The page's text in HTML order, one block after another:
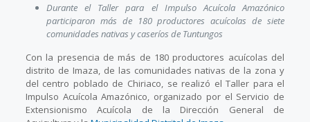
Durante el Taller para el Impulso Acuícola Amazónico
participaron más de 180 productores acuícolas de siete
comunidades nativas y caseríos de Tuntungos
Con la presencia de más de 180 productores acuícolas del
distrito de Imaza, de las comunidades nativas de la zona y
del centro poblado de Chiriaco, se realizó el Taller para el
Impulso Acuícola Amazónico, organizado por el Servicio de
Extensionismo Acuícola de la Dirección General de